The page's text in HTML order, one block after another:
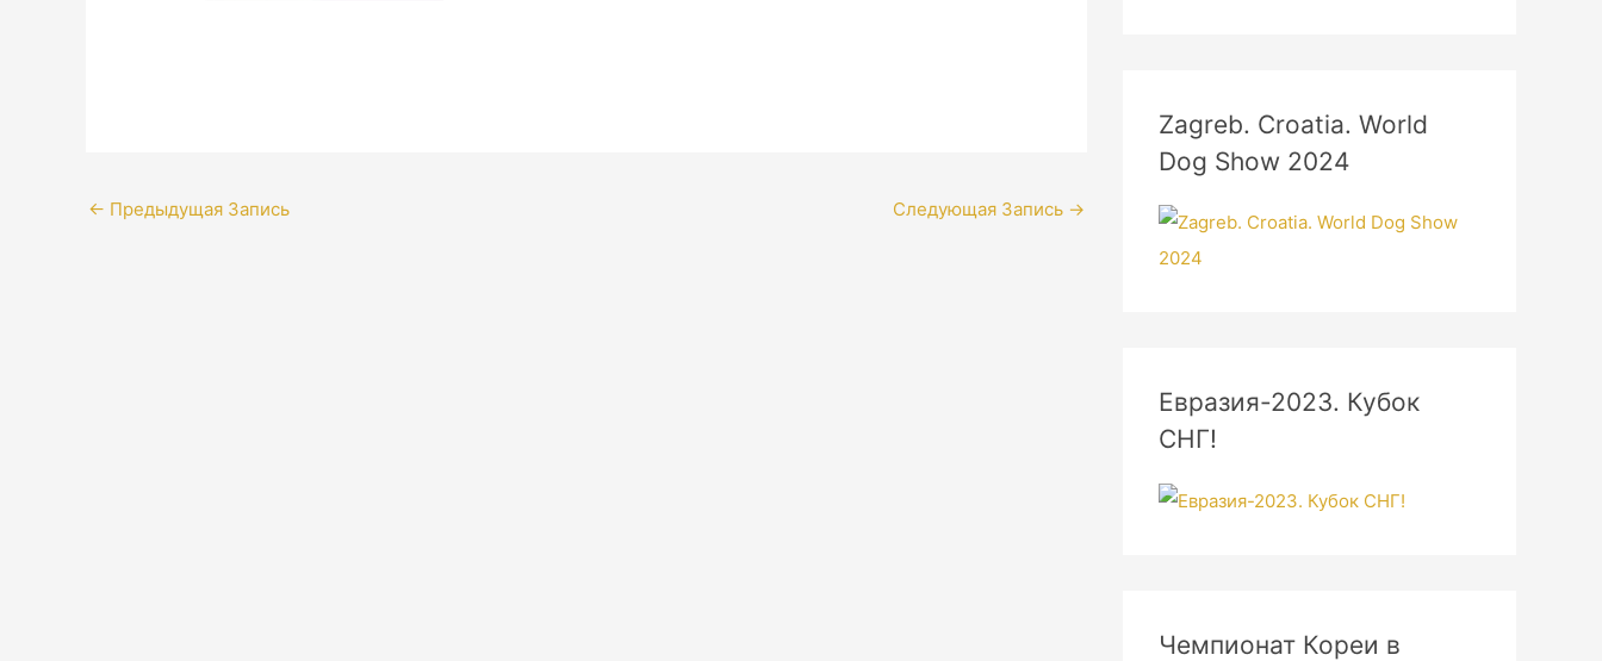
← Предыдущая Запись Следующая Запись →
Zagreb. Croatia. World
Dog Show 2024
Евразия-2023. Кубок
СНГ!
Чемпионат Кореи в